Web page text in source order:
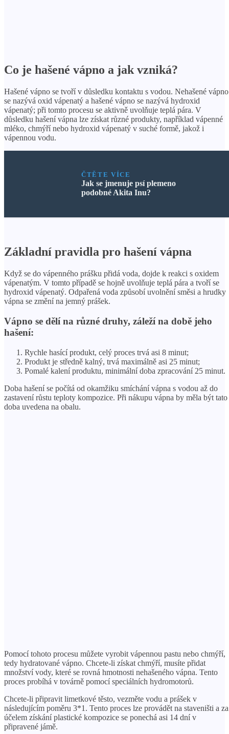
Co je hašené vápno a jak vzniká?
Hašené vápno se tvoří v důsledku kontaktu s vodou. Nehašené vápno
se nazývá oxid vápenatý a hašené vápno se nazývá hydroxid
vápenatý; při tomto procesu se aktivně uvolňuje teplá pára. V
důsledku hašení vápna lze získat různé produkty, například vápenné
mléko, chmýří nebo hydroxid vápenatý v suché formě, jakož i
vápennou vodu.
ČTĚTE VÍCE
Jak se jmenuje psí plemeno
podobné Akita Inu?
Základní pravidla pro hašení vápna
Když se do vápenného prášku přidá voda, dojde k reakci s oxidem
vápenatým. V tomto případě se hojně uvolňuje teplá pára a tvoří se
hydroxid vápenatý. Odpařená voda způsobí uvolnění směsi a hrudky
vápna se změní na jemný prášek.
Vápno se dělí na různé druhy, záleží na době jeho
hašení:
Rychle hasící produkt, celý proces trvá asi 8 minut;
Produkt je středně kalný, trvá maximálně asi 25 minut;
Pomalé kalení produktu, minimální doba zpracování 25 minut.
Doba hašení se počítá od okamžiku smíchání vápna s vodou až do
zastavení růstu teploty kompozice. Při nákupu vápna by měla být tato
doba uvedena na obalu.
Pomocí tohoto procesu můžete vyrobit vápennou pastu nebo chmýří,
tedy hydratované vápno. Chcete-li získat chmýří, musíte přidat
množství vody, které se rovná hmotnosti nehašeného vápna. Tento
proces probíhá v továrně pomocí speciálních hydromotorů.
Chcete-li připravit limetkové těsto, vezměte vodu a prášek v
následujícím poměru 3*1. Tento proces lze provádět na staveništi a za
účelem získání plastické kompozice se ponechá asi 14 dní v
připravené jámě.